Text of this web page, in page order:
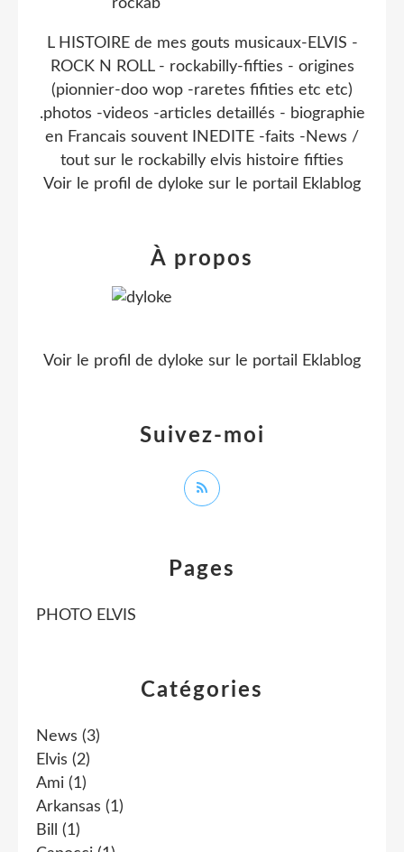
Catégories
News (3)
Elvis (2)
Ami (1)
Arkansas (1)
Bill
(1)
Pages
PHOTO ELVIS
L HISTOIRE de mes gouts musicaux-ELVIS -
ROCK N ROLL - rockabilly-fifties - origines
(pionnier-doo wop -raretes fifities etc etc)
.photos -videos -articles detaillés - biographie
en Francais souvent INEDITE -faits -News /
tout sur le rockabilly elvis histoire fifties
Voir le profil de dyloke sur le portail Eklablog
Suivez-moi
À propos
Voir le profil de dyloke sur le portail Eklablog